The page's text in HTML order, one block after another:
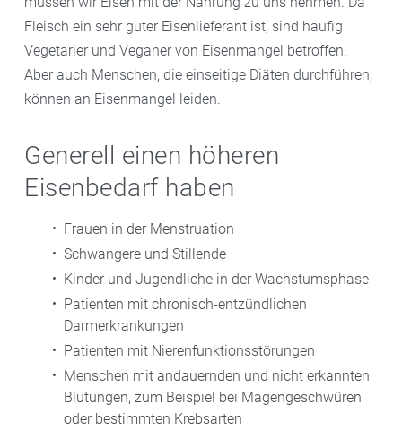
Fleisch ein sehr guter Eisenlieferant ist, sind häufig
Vegetarier und Veganer von Eisenmangel betroffen.
Aber auch Menschen, die einseitige Diäten durchführen,
können an Eisenmangel leiden.
Generell einen höheren
Eisenbedarf haben
Frauen in der Menstruation
Schwangere und Stillende
Kinder und Jugendliche in der Wachstumsphase
Patienten mit chronisch-entzündlichen
Darmerkrankungen
Patienten mit Nierenfunktionsstörungen
Menschen mit andauernden und nicht erkannten
Blutungen, zum Beispiel bei Magengeschwüren
oder bestimmten Krebsarten